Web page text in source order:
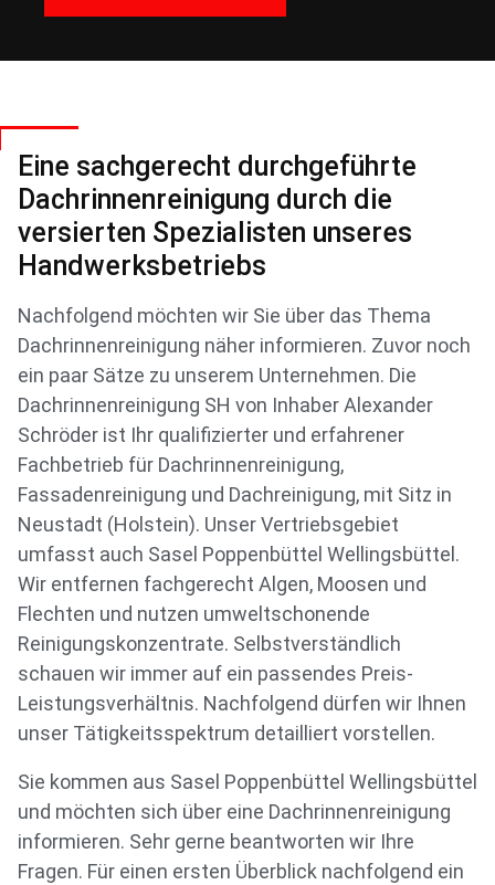
Eine sachgerecht durchgeführte
Dachrinnenreinigung durch die
versierten Spezialisten unseres
Handwerksbetriebs
Nachfolgend möchten wir Sie über das Thema
Dachrinnenreinigung näher informieren. Zuvor noch
ein paar Sätze zu unserem Unternehmen. Die
Dachrinnenreinigung SH von Inhaber Alexander
Schröder ist Ihr qualifizierter und erfahrener
Fachbetrieb für Dachrinnenreinigung,
Fassadenreinigung und Dachreinigung, mit Sitz in
Neustadt (Holstein). Unser Vertriebsgebiet
umfasst auch Sasel Poppenbüttel Wellingsbüttel.
Wir entfernen fachgerecht Algen, Moosen und
Flechten und nutzen umweltschonende
Reinigungskonzentrate. Selbstverständlich
schauen wir immer auf ein passendes Preis-
Leistungsverhältnis. Nachfolgend dürfen wir Ihnen
unser Tätigkeitsspektrum detailliert vorstellen.
Sie kommen aus Sasel Poppenbüttel Wellingsbüttel
und möchten sich über eine Dachrinnenreinigung
informieren. Sehr gerne beantworten wir Ihre
Fragen. Für einen ersten Überblick nachfolgend ein